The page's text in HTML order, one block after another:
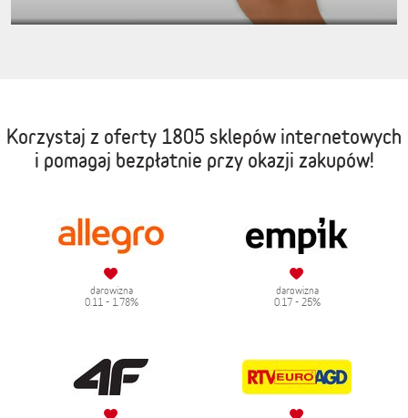
Korzystaj z oferty 1805 sklepów internetowych
i pomagaj bezpłatnie przy okazji zakupów!
darowizna
0.11 - 1.78%
darowizna
0.17 - 25%